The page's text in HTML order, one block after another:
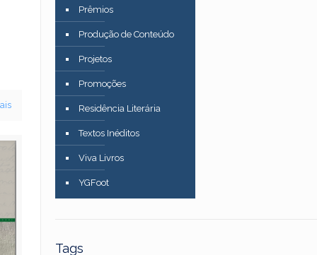
Prêmios
Produção de Conteúdo
Projetos
Promoções
Residência Literária
Textos Inéditos
Viva Livros
YGFoot
Tags